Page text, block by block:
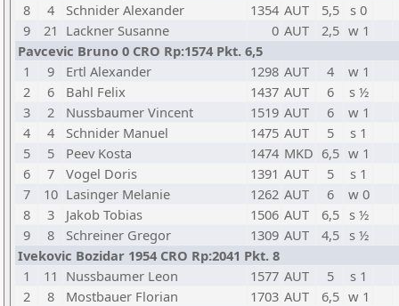
8
4 Schnider Alexander 1354 AUT 5,5
s 0
9
21 Lackner Susanne 0 AUT 2,5 w 1
Pavcevic Bruno 0 CRO Rp:1574 Pkt. 6,5
1
9 Ertl Alexander 1298 AUT 4
w 1
2
6 Bahl Felix 1437 AUT 6
s ½
3
2 Nussbaumer Vincent 1519 AUT 6
w 1
4
4 Schnider Manuel 1475 AUT 5
s 1
5
5 Peev Kosta 1474 MKD 6,5 w 1
6
7 Vogel Doris 1391 AUT 5
s 1
7
10 Lasinger Melanie 1262 AUT 6
w 0
8
3 Jakob Tobias 1506 AUT 6,5 s ½
9
8 Schreiner Gregor 1309 AUT 4,5
s ½
Ivekovic Bozidar 1954 CRO Rp:2041 Pkt. 8
1
11 Nussbaumer Leon 1577 AUT 5
s 1
2
8 Mostbauer Florian 1703 AUT 6,5 w 1